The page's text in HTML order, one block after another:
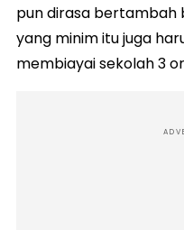
pun dirasa bertambah
yang minim itu juga
membiayai sekolah 3